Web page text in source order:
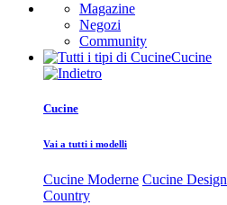
Magazine
Negozi
Community
Cucine
Cucine
Vai a tutti i modelli
Cucine Moderne Cucine Design
Country